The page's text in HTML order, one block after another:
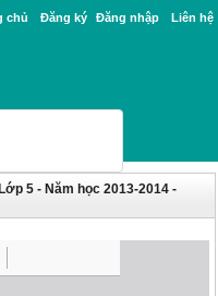
chủ Đăng ký Đăng nhập Liên hệ
5 - Năm học 2013-2014 -